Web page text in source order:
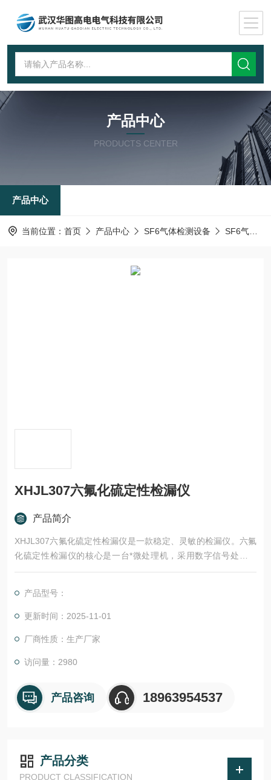
产品中心
PRODUCTS CENTER
产品中心
当前位置： 首页 产品中心 SF6气体检测设备 SF6气体定性检漏仪
XHJL307六氟化硫定性检漏仪
产品简介
XHJL307六氟化硫定性检漏仪是一款稳定、灵敏的检漏仪。六氟
化硫定性检漏仪的核心是一台*微处理机，采用数字信号处理技
术，实时监视传感头和电池电压值，能及时补偿即使是微小变动
的检测工具。
产品型号：
更新时间：2025-11-01
厂商性质：生产厂家
访问量：2980
产品咨询 18963954537
产品分类
PRODUCT CLASSIFICATION